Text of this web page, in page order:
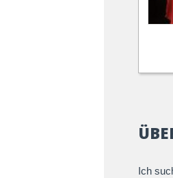
Ich